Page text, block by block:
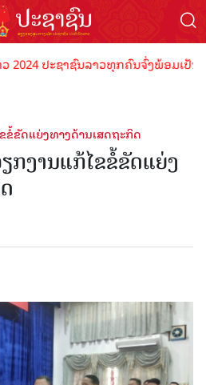
ປະຊາຊົນລາວທຸກຄົນຈົ່ງພ້ອມເປັນເ
ຂໍ້ຂັດແຍ່ງທາງດ້ານເສດຖະກິດ
ກງານແກ້ໄຂຂໍ້ຂັດແຍ່ງ